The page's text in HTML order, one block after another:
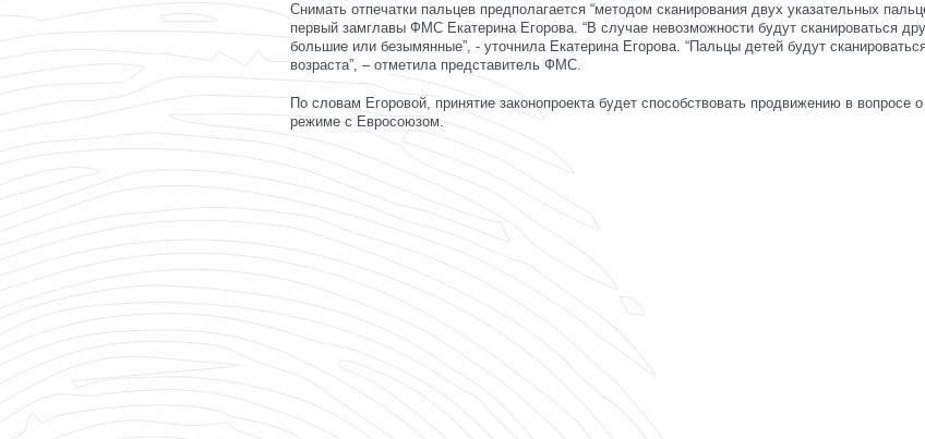
Снимать отпечатки пальцев предполагается “методом сканирования двух указательных
первый замглавы ФМС Екатерина Егорова. “В случае невозможности будут сканироваться
большие или безымянные”, - уточнила Екатерина Егорова. “Пальцы детей будут
возраста”, – отметила представитель ФМС.
По словам Егоровой, принятие законопроекта будет способствовать продвижению в вопросе
режиме с Евросоюзом.